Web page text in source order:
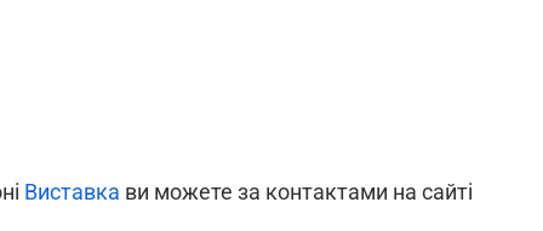
Виставка ви можете за контактами на сайті